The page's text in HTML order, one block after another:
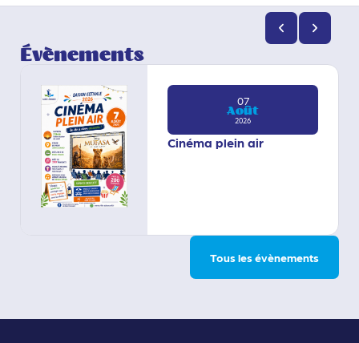
Évènements
2026
Août
07
Cinéma plein air
Tous les évènements